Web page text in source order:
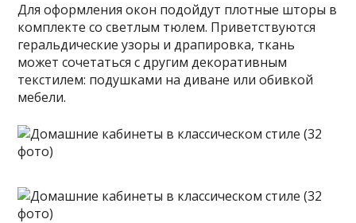
Для оформления окон подойдут плотные шторы в
комплекте со светлым тюлем. Приветствуются
геральдические узоры и драпировка, ткань
может сочетаться с другим декоративным
текстилем: подушками на диване или обивкой
мебели.